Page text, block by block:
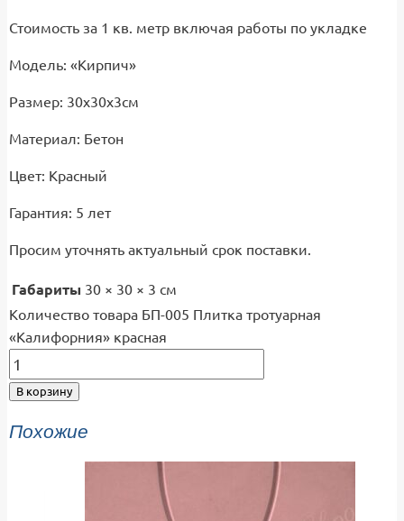
Стоимость за 1 кв. метр включая работы по укладке
Модель: «Кирпич»
Размер: 30х30х3см
Материал: Бетон
Цвет: Красный
Гарантия: 5 лет
Просим уточнять актуальный срок поставки.
Габариты 30 × 30 × 3 см
Количество товара БП-005 Плитка тротуарная
«Калифорния» красная
В корзину
Похожие